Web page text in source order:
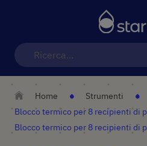
Home Strumenti
Blocco termico per 8 recipienti di
Blocco termico per 8 recipienti di